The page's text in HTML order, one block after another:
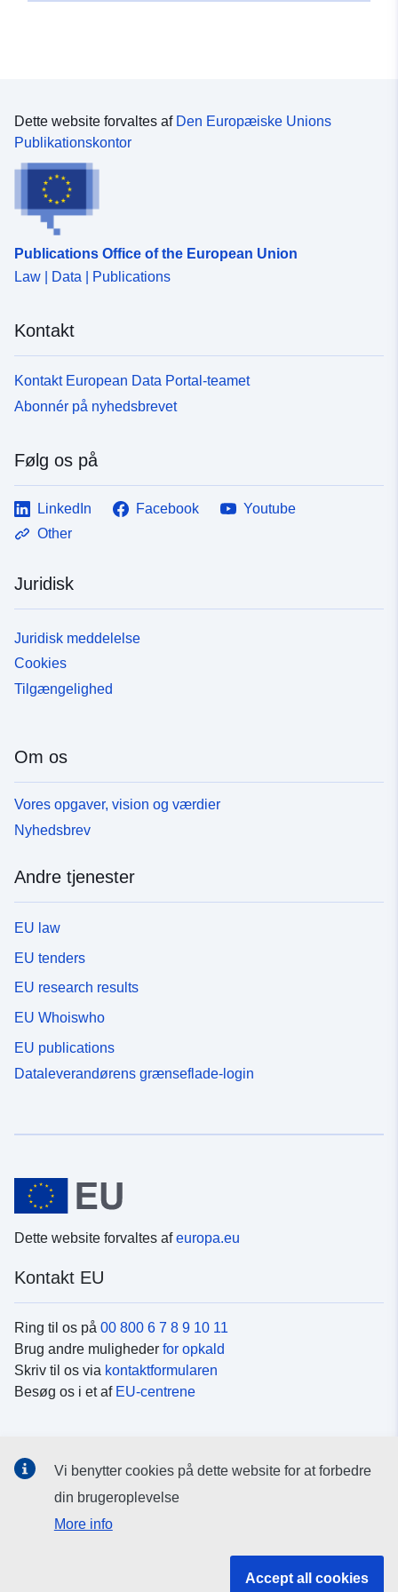
Svarer til:
uriRef:
Dette website forvaltes af Den Europæiske Unions
Publikationskontor
Publications Office of the European Union
Law | Data | Publications
Kontakt
Kontakt European Data Portal-teamet
Abonnér på nyhedsbrevet
Følg os på
LinkedIn Facebook
Youtube
Other
Juridisk
Juridisk meddelelse
Cookies
Tilgængelighed
Om os
Vores opgaver, vision og værdier
Nyhedsbrev
Andre tjenester
EU law
EU tenders
EU research results
EU Whoiswho
EU publications
Dataleverandørens grænseflade-login
Dette website forvaltes afeuropa.eu
Kontakt EU
Ring til os på 00 800 6 7 8 9 10 11
Brug andre muligheder for opkald
Skriv til os via kontaktformularen
Besøg os i et af EU-centrene
Søg efter EU's sider påsociale medier
EU-institutioner og -organer
Vi benytter cookies på dette website for at forbedre
din brugeroplevelse
More info
Accept all cookies